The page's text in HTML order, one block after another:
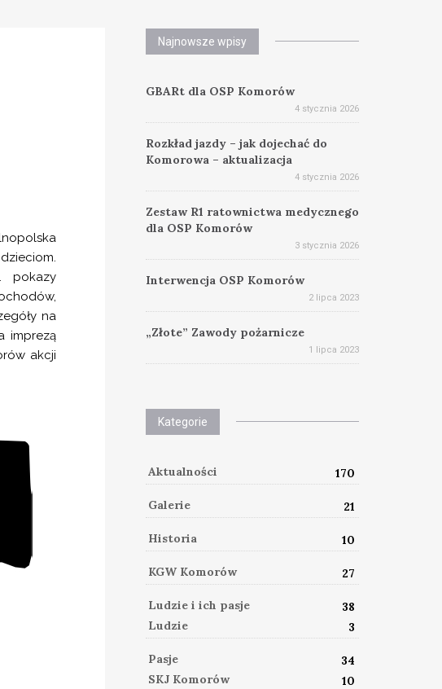
pokazy
na
imprezą
akcji
Najnowsze wpisy
GBARt dla OSP Komorów
4 stycznia 2026
Rozkład jazdy – jak dojechać do
Komorowa – aktualizacja
4 stycznia 2026
Zestaw R1 ratownictwa medycznego
dla OSP Komorów
3 stycznia 2026
Interwencja OSP Komorów
2 lipca 2023
„Złote” Zawody pożarnicze
1 lipca 2023
Kategorie
Aktualności 170
Galerie 21
Historia 10
KGW Komorów 27
Ludzie i ich pasje
38
Ludzie
3
Pasje
34
SKJ Komorów
10